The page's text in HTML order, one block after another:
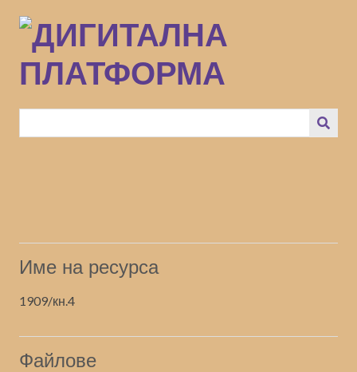
към
основното
съдържание
Име на ресурса
1909/кн.4
Файлове